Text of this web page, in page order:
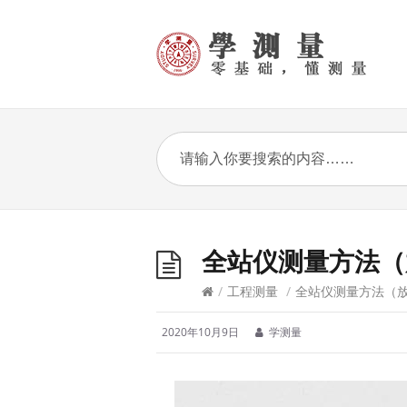
全站仪测量方法
/ 工程测量 / 全站仪测量方法（
2020年10月9日 学测量